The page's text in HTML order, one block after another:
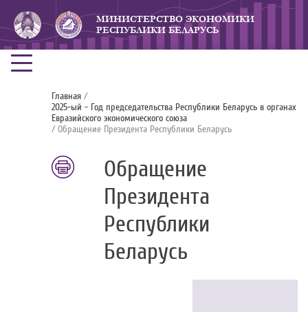
МИНИСТЕРСТВО ЭКОНОМИКИ
РЕСПУБЛИКИ БЕЛАРУСЬ
Главная /
2025-ый - Год председательства Республики Беларусь в органах
Евразийского экономического союза
/ Обращение Президента Республики Беларусь
Обращение
Президента
Республики
Беларусь